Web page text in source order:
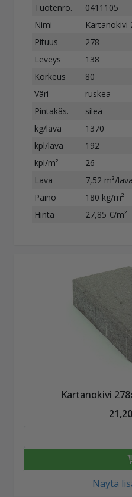
Tuotenro.
0411105
Nimi
Kartanokivi
Pituus
278
Leveys
138
Korkeus
80
Väri
ruskea
Pintakäs.
sileä
kg/lava
1370
kpl/lava
192
kpl/m²
26
Lava
7,52 m²/lava
Paino
180 kg/m²
Hinta
27,85 €/m²
Kartanokivi
Näytä